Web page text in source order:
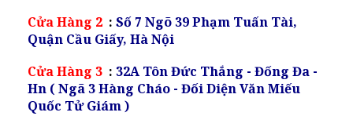
Cửa Hàng 2 : Số 7 Ngõ 39 Phạm Tuấn Tài,
Quận Cầu Giấy, Hà Nội
Cửa Hàng 3 : 32A Tôn Đức Thắng - Đống Đa -
Hn ( Ngã 3 Hàng Cháo - Đối Diện Văn Miếu
Quốc Tử Giám )